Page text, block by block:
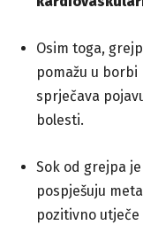
Osim toga,
pomažu u
sprječava
bolesti.
Sok od grejpa
pospješuju
pozitivno